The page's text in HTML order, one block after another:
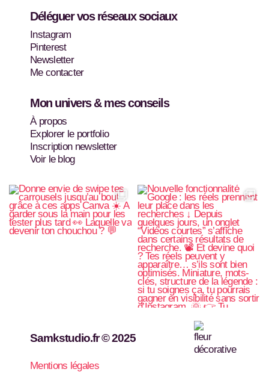
a
g
r
a
m
r
Déléguer vos réseaux sociaux
Instagram
Pinterest
Newsletter
Me contacter
Mon univers & mes conseils
À propos
Explorer le portfolio
Inscription newsletter
Voir le blog
Samkstudio.fr © 2025
Mentions légales